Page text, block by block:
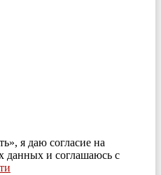
я даю согласие на
данных и соглашаюсь с